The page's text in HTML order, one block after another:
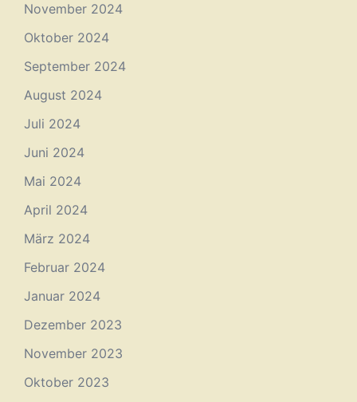
November 2024
Oktober 2024
September 2024
August 2024
Juli 2024
Juni 2024
Mai 2024
April 2024
März 2024
Februar 2024
Januar 2024
Dezember 2023
November 2023
Oktober 2023